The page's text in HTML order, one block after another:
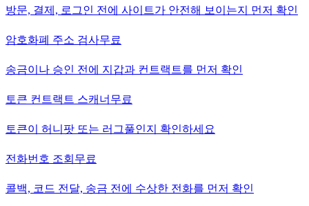
방문, 결제, 로그인 전에 사이트가 안전해 보이는지 먼저 확인
암호화폐 주소 검사무료
송금이나 승인 전에 지갑과 컨트랙트를 먼저 확인
토큰 컨트랙트 스캐너 무료
토큰이 허니팟 또는 러그풀인지 확인하세요
전화번호 조회 무료
콜백, 코드 전달, 송금 전에 수상한 전화를 먼저 확인